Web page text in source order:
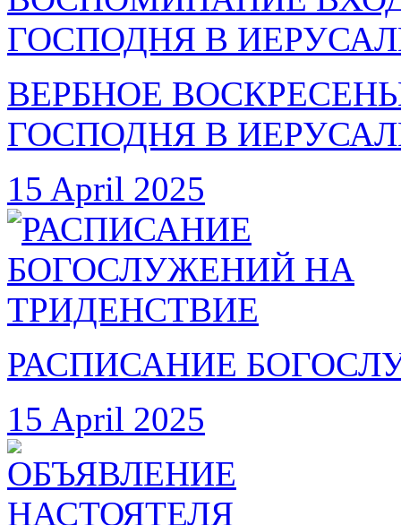
ВЕРБНОЕ
ГОСПОДНЯ В
15 April 2025
РАСПИСАНИЕ
15 April 2025